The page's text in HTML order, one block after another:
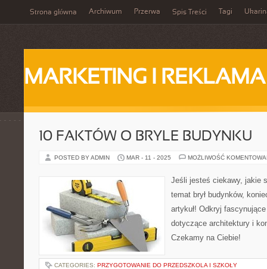
Strona główna Archiwum Przerwa Spis Treści Tagi
MARKETING I REKLAMA
10 FAKTÓW O BRYLE BUDYNKU
POSTED BY ADMIN MAR - 11 - 2025 MOŻLIWOŚĆ
Jeśli jesteś ciekawy, jakie
temat brył budynków,
artykuł! Odkryj
dotyczące architektury i
Czekamy na Ciebie!
CATEGORIES: PRZYGOTOWANIE DO PRZEDSZKOLA I SZKOŁY